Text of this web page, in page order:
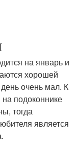
на январь и
хорошей
очень мал. К
подоконнике
тогда
является